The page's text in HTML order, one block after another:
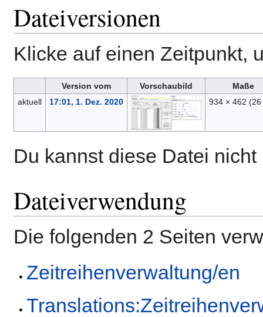
Dateiversionen
Klicke auf einen Zeitpunkt,
Version vom Vorschaubild
Maße
aktuell
17:01, 1. Dez. 2020 934 × 462 (26
Du kannst diese Datei
Dateiverwendung
Die folgenden 2 Seiten
Zeitreihenverwaltung/en